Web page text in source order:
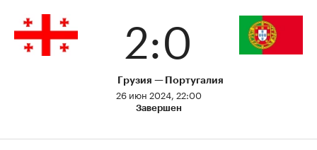
2:0
Грузия
Завершен
26 июн 2024, 22:00
Португалия